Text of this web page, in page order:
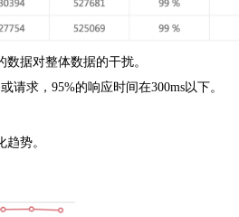
据对整体数据的干扰。
请求，95%的响应时间在300ms以下。
势。